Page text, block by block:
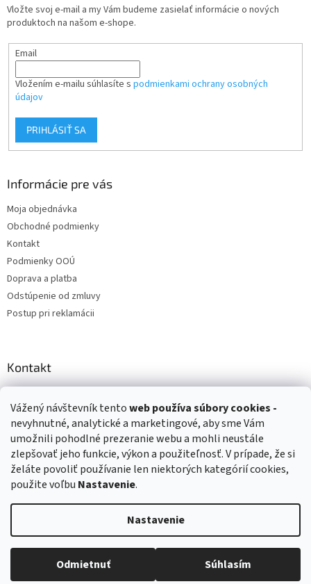
Vážený návštevník tentoweb používasúbory cookies -
nevyhnutné, analytické a marketingové, aby sme Vám
umožnili pohodlné prezeranie webu a mohli neustále
zlepšovať jeho funkcie, výkon a použiteľnosť. V prípade, že si
želáte povoliť používanie len niektorých kategórií cookies,
použite voľbu Nastavenie.
Nastavenie
Odmietnuť Súhlasím
Vložte svoj e-mail a my Vám budeme zasielať informácie o nových
produktoch na našom e-shope.
Email
Vložením e-mailu súhlasíte s podmienkami ochrany osobných
údajov
PRIHLÁSIŤ SA
Informácie pre vás
Moja objednávka
Obchodné podmienky
Kontakt
Podmienky OOÚ
Doprava a platba
Odstúpenie od zmluvy
Postup pri reklamácii
Kontakt
+421 903 144 673
Copyright 2026ZuziHračky.sk. Všetky práva vyhradené.Upraviť
nastavenie cookies